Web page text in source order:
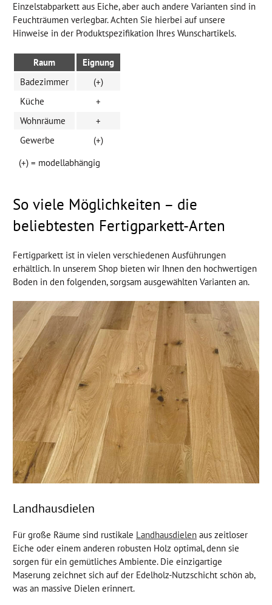
Einzelstabparkett aus Eiche, aber auch andere Varianten sind in
Feuchträumen verlegbar. Achten Sie hierbei auf unsere
Hinweise in der Produktspezifikation Ihres Wunschartikels.
Raum
Eignung
Badezimmer
(+)
Küche
+
Wohnräume
+
Gewerbe
(+)
(+) = modellabhängig
So viele Möglichkeiten – die
beliebtesten Fertigparkett-Arten
Fertigparkett ist in vielen verschiedenen Ausführungen
erhältlich. In unserem Shop bieten wir Ihnen den hochwertigen
Boden in den folgenden, sorgsam ausgewählten Varianten an.
Landhausdielen
Für große Räume sind rustikale Landhausdielen aus zeitloser
Eiche oder einem anderen robusten Holz optimal, denn sie
sorgen für ein gemütliches Ambiente. Die einzigartige
Maserung zeichnet sich auf der Edelholz-Nutzschicht schön ab,
was an massive Dielen erinnert.